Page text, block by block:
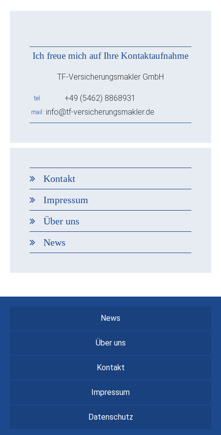
Ich freue mich auf Ihre Kontaktaufnahme
TF-Versicherungsmakler GmbH
tel +49 (5462) 8868931
mail info@tf-versicherungsmakler.de
Kontakt
Impressum
Über uns
News
News
Über uns
Kontakt
Impressum
Datenschutz